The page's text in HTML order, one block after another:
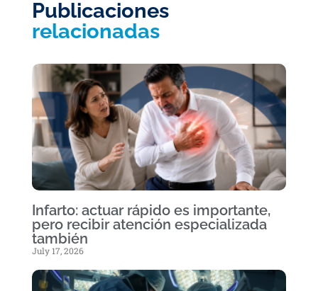
Publicaciones
relacionadas
Infarto: actuar rápido es importante,
pero recibir atención especializada
también
July 17, 2026